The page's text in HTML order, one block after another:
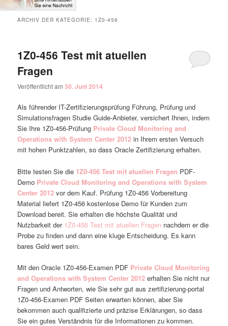
ARCHIV DER KATEGORIE: 1Z0-456
1Z0-456 Test mit atuellen
Fragen
Veröffentlicht am30. Juni 2014
Als führender IT-Zertifizierungsprüfung Führung, Prüfung und
Simulationsfragen Studie Guide-Anbieter, versichert Ihnen, indem
Sie Ihre 1Z0-456-Prüfung Private Cloud Monitoring and
Operations with System Center 2012 in Ihrem ersten Versuch
mit hohen Punktzahlen, so dass Oracle Zertifizierung erhalten.
Bitte testen Sie die 1Z0-456 Test mit atuellen Fragen PDF-
Demo Private Cloud Monitoring and Operations with System
Center 2012 vor dem Kauf. Prüfung 1Z0-456 Vorbereitung
Material liefert 1Z0-456 kostenlose Demo für Kunden zum
Download bereit. Sie erhalten die höchste Qualität und
Nutzbarkeit der 1Z0-456 Test mit atuellen Fragen nachdem er die
Probe zu finden und dann eine kluge Entscheidung. Es kann
bares Geld wert sein.
Mit den Oracle 1Z0-456-Examen PDF Private Cloud Monitoring
and Operations with System Center 2012 erhalten Sie nicht nur
Fragen und Antworten, wie Sie sehr gut aus zertifizierung-portal
1Z0-456-Examen PDF Seiten erwarten können, aber Sie
bekommen auch qualifizierte und präzise Erklärungen, so dass
Sie ein gutes Verständnis für die Informationen zu kommen.